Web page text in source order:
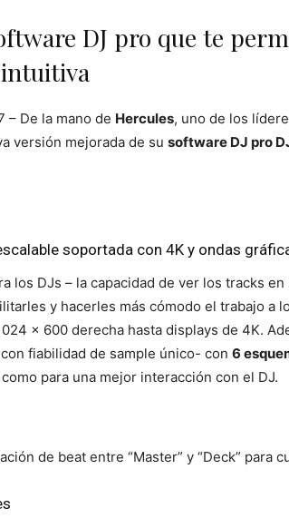
DJ pro que te
– De la mano de Hercules, uno de los
versión mejorada de su software DJ pro
soportada con 4K y ondas
los DJs – la capacidad de ver los tracks
y hacerles más cómodo el trabajo a
x 600 derecha hasta displays de 4K.
fiabilidad de sample único- con 6
para una mejor interacción con el DJ.
de beat entre “Master” y “Deck” para